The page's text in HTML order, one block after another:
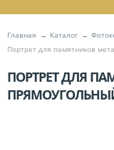
Главная Каталог
Портрет для памятников
ПОРТРЕТ ДЛЯ